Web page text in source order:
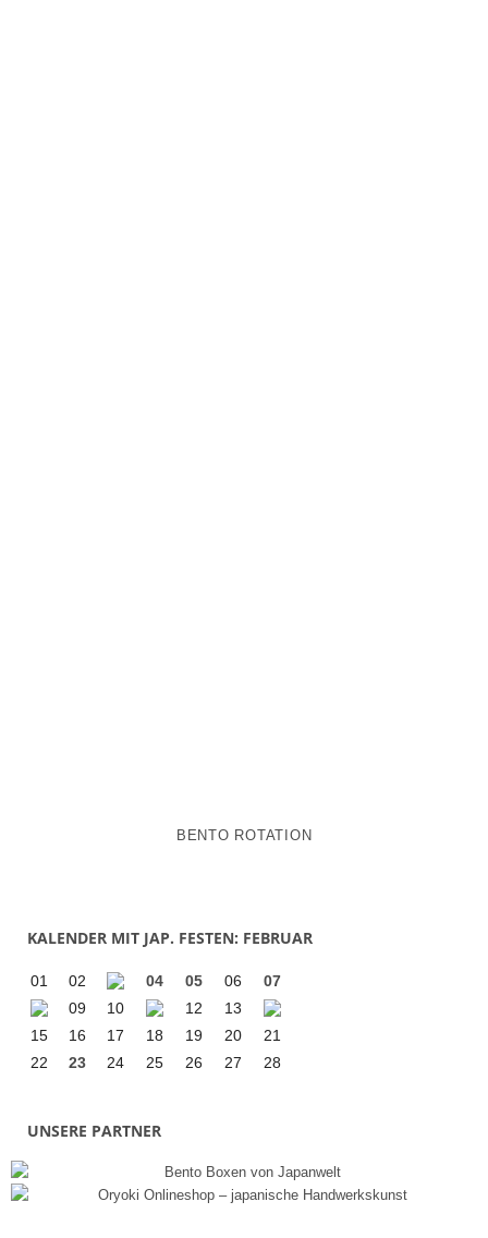
BENTO ROTATION
KALENDER MIT JAP. FESTEN: FEBRUAR
01 02 04 05 06
07
09
10 12
13
15
16 17 18 19 20
21
22
23 24 25 26 27 28
UNSERE PARTNER